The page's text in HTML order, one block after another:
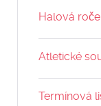
Halová
Atletické
Termínová